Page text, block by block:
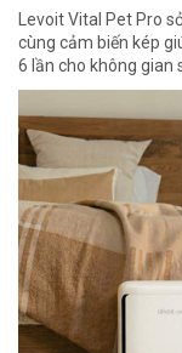
Levoit Vital Pet Pro
cùng cảm biến kép
6 lần cho không gian